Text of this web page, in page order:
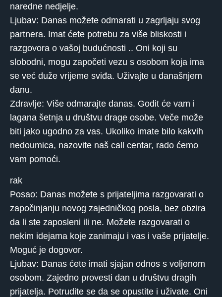
naredne nedjelje.
Ljubav: Danas možete odmarati u zagrljaju svog
partnera. Imat ćete potrebu za više bliskosti i
razgovora o vašoj budućnosti .. Oni koji su
slobodni, mogu započeti vezu s osobom koja ima
se već duže vrijeme sviđa. Uživajte u današnjem
danu.
Zdravlje: Više odmarajte danas. Godit će vam i
lagana šetnja u društvu drage osobe. Veče može
biti jako ugodno za vas. Ukoliko imate bilo kakvih
nedoumica, nazovite naš call centar, rado ćemo
vam pomoći.
rak
Posao: Danas možete s prijateljima razgovarati o
započinjanju novog zajedničkog posla, bez obzira
da li ste zaposleni ili ne. Možete razgovarati o
nekim idejama koje zanimaju i vas i vaše prijatelje.
Moguć je dogovor.
Ljubav: Danas ćete imati sjajan odnos s voljenom
osobom. Zajedno provesti dan u društvu dragih
prijatelja. Potrudite se da se opustite i uživate. Oni